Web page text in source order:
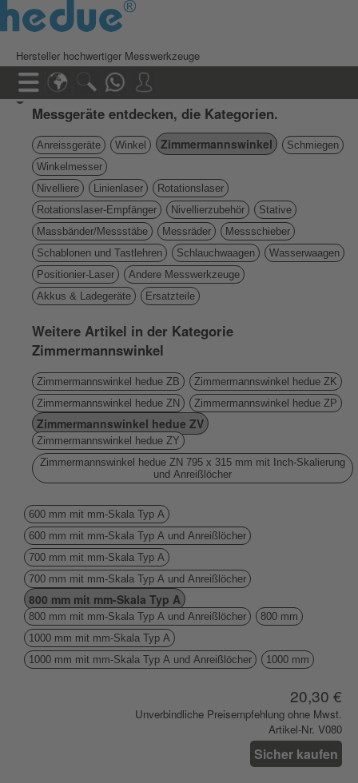
Hersteller hochwertiger Messwerkzeuge
Messgeräte entdecken, die Kategorien.
Anreissgeräte Winkel Zimmermannswinkel
Schmiegen
Winkelmesser
Nivelliere
Linienlaser
Rotationslaser
Rotationslaser-Empfänger
Nivellierzubehör
Stative
Massbänder/Messstäbe
Messräder
Messschieber
Schablonen und Tastlehren
Schlauchwaagen
Wasserwaagen
Positionier-Laser
Andere Messwerkzeuge
Akkus & Ladegeräte
Ersatzteile
Weitere Artikel in der Kategorie
Zimmermannswinkel
Zimmermannswinkel hedue ZB
Zimmermannswinkel hedue ZK
Zimmermannswinkel hedue ZN
Zimmermannswinkel hedue ZP
Zimmermannswinkel hedue ZV
Zimmermannswinkel hedue ZY
Zimmermannswinkel hedue ZN 795 x 315 mm mit Inch-Skalierung
und Anreißlöcher
600 mm mit mm-Skala Typ A
600 mm mit mm-Skala Typ A und Anreißlöcher
700 mm mit mm-Skala Typ A
700 mm mit mm-Skala Typ A und Anreißlöcher
800 mm mit mm-Skala Typ A
800 mm mit mm-Skala Typ A und Anreißlöcher
800 mm
1000 mm mit mm-Skala Typ A
1000 mm mit mm-Skala Typ A und Anreißlöcher
1000 mm
20,30 €
Unverbindliche Preisempfehlung ohne Mwst.
Artikel-Nr. V080
Sicher kaufen